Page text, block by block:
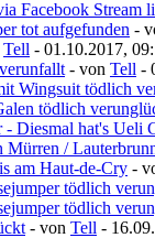
Facebook Stream
tot aufgefunden -
Tell - 01.10.2017,
- von Tell -
Wingsuit tödlich
tödlich
Diesmal hat's Ueli
/
am Haut-de-Cry -
tödlich
tödlich
- von Tell -